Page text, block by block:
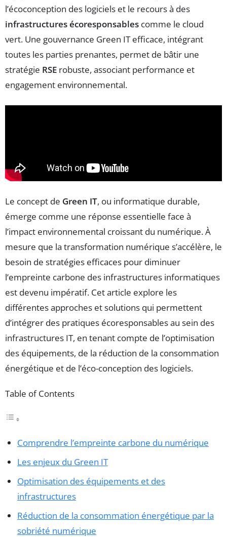
l’écoconception des logiciels et le recours à des
infrastructures écoresponsables comme le cloud
vert. Une gouvernance Green IT efficace, intégrant
toutes les parties prenantes, permet de bâtir une
stratégie RSE robuste, associant performance et
engagement environnemental.
Le concept de Green IT, ou informatique durable,
émerge comme une réponse essentielle face à
l’impact environnemental croissant du numérique. À
mesure que la transformation numérique s’accélère, le
besoin de stratégies efficaces pour diminuer
l’empreinte carbone des infrastructures informatiques
est devenu impératif. Cet article explore les
différentes approches et solutions qui permettent
d’intégrer des pratiques écoresponsables au sein des
infrastructures IT, en tenant compte de l’optimisation
des équipements, de la réduction de la consommation
énergétique et de l’éco-conception des logiciels.
Table of Contents
Comprendre l’empreinte carbone du numérique
Les enjeux du Green IT
Optimisation des équipements et des
infrastructures
Réduction de la consommation énergétique par la
sobriété numérique